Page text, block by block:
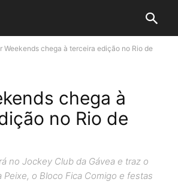
Weekends chega à terceira edição no Rio de
chega à
no Rio de
no Jockey Club da Gávea e traz o
Peixe, o Bloco Fica Comigo e festas